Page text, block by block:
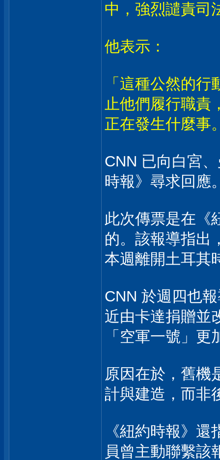
中，強烈譴責司
他表示：
「這種公然的
止他們履行職責
正在發生什麼事
CNN 已向白宮
時報》尋求回應
此次傳票是在《
的。該報導指出
本週離開土耳其
CNN 於週四也
近由卡達捐贈並
「空軍一號」更
原因在於，舊機
計與建造，而非
《紐約時報》
員曾主動聯繫該